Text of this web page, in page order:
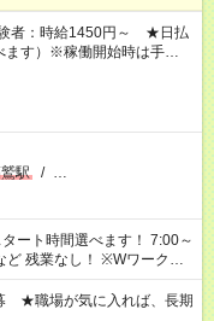
者：時給1450円～ ★日払
す）※稼働開始時は手続き
駅 / …
！ ※Wワークの
超の就業はご案内できませ
務は社会保険への加入対象
遣の原則禁止）により、
★職場が気に入れば、長期